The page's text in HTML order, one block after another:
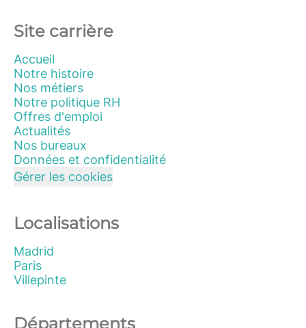
Site carrière
Accueil
Notre histoire
Nos métiers
Notre politique RH
Offres d'emploi
Actualités
Nos bureaux
Données et confidentialité
Gérer les cookies
Localisations
Madrid
Paris
Villepinte
Départements